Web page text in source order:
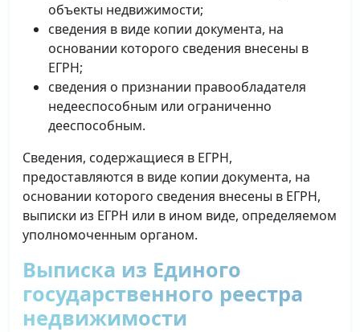
объекты недвижимости;
сведения в виде копии документа, на
основании которого сведения внесены в
ЕГРН;
сведения о признании правообладателя
недееспособным или ограниченно
дееспособным.
Сведения, содержащиеся в ЕГРН,
предоставляются в виде копии документа, на
основании которого сведения внесены в ЕГРН,
выписки из ЕГРН или в ином виде, определяемом
уполномоченным органом.
Выписка из Единого
государственного реестра
недвижимости